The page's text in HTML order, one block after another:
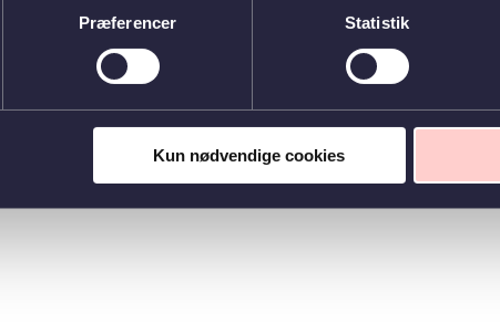
Præferencer Statistik
Kun nødvendige cookies